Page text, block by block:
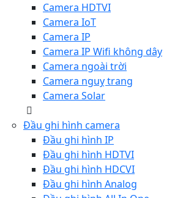
Camera HDTVI
Camera IoT
Camera IP
Camera IP Wifi không dây
Camera ngoài trời
Camera nguỵ trang
Camera Solar
Đầu ghi hình camera
Đầu ghi hình IP
Đầu ghi hình HDTVI
Đầu ghi hình HDCVI
Đầu ghi hình Analog